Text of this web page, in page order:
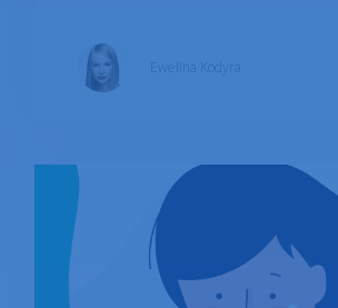
adecuadamente la temperatura y
administrar antipiréticos (sustancias
Ewelina Kodyra